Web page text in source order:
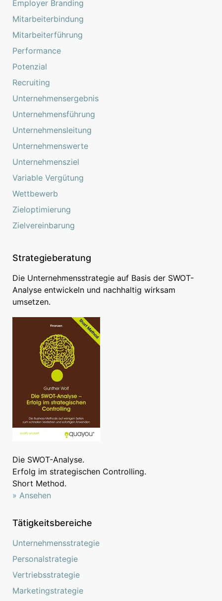
Employer Branding
Mitarbeiterbindung
Mitarbeiterführung
Performance
Potenzial
Recruiting
Unternehmensergebnis
Unternehmensführung
Unternehmensleitung
Unternehmenswerte
Unternehmensziel
Variable Vergütung
Wettbewerb
Zieloptimierung
Zielvereinbarung
Strategieberatung
Die Unternehmensstrategie auf Basis der SWOT-
Analyse entwickeln und nachhaltig wirksam
umsetzen.
Die SWOT-Analyse.
Erfolg im strategischen Controlling.
Short Method.
» Ansehen
Tätigkeitsbereiche
Unternehmensstrategie
Personalstrategie
Vertriebsstrategie
Marketingstrategie